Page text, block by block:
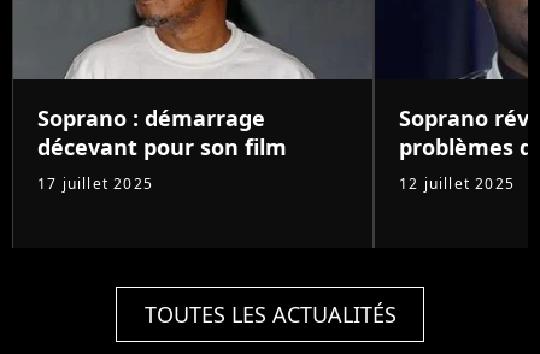
Soprano : démarrage
décevant pour son film
17 juillet 2025
Soprano
problèmes
12 juillet 2025
TOUTES LES ACTUALITÉS